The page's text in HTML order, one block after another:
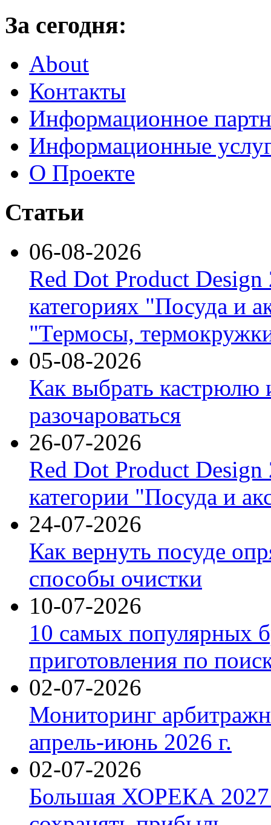
За сегодня:
About
Контакты
Информационное
Информационные
О Проекте
Статьи
06-08-2026
Red Dot Product Design
категориях "Посуда и
"Термосы,
05-08-2026
Как выбрать кастрюлю
разочароваться
26-07-2026
Red Dot Product Design
категории "Посуда и
24-07-2026
Как вернуть посуде
способы очистки
10-07-2026
10 самых популярных
приготовления по
02-07-2026
Мониторинг
апрель-июнь 2026 г.
02-07-2026
Большая ХОРЕКА 2027: